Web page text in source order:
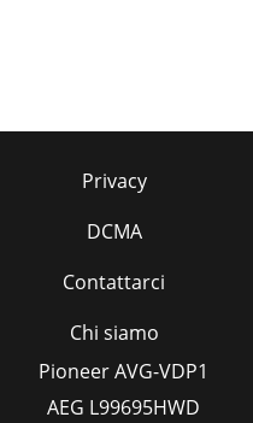
Privacy
DCMA
Contattarci
Chi siamo
Pioneer AVG-VDP1
AEG L99695HWD